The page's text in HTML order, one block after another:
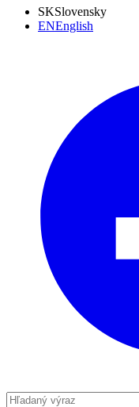
SKSlovensky
ENEnglish